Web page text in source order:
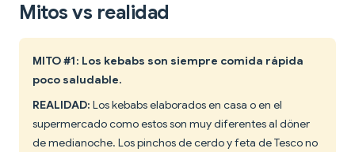
Mitos vs realidad
MITO #1: Los kebabs son siempre comida rápida
poco saludable.
REALIDAD: Los kebabs elaborados en casa o en el
supermercado como estos son muy diferentes al döner
de medianoche. Los pinchos de cerdo y feta de Tesco no